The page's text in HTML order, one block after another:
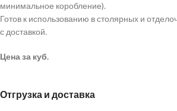
минимальное коробление).
Готов к использованию в столярных и
с доставкой.
Цена за куб.
Отгрузка и доставка